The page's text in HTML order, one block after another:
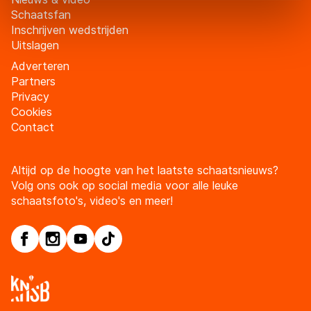
adequaat beschermingsniveau geldt volgens de GDPR.
Door op ‘Toestaan’ te klikken, stemt u in met deze
overdracht. Meer informatie vindt u in ons
Schaatsfan
Inschrijven wedstrijden
Uitslagen
Adverteren
Partners
Privacy
Cookies
Contact
Altijd op de hoogte van het laatste schaatsnieuws?
Volg ons ook op social media voor alle leuke
schaatsfoto's, video's en meer!